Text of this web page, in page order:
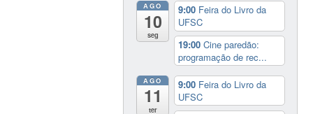
AGO
10
seg
9:00 Feira do Livro da
UFSC
19:00Cine paredão:
programação de rec...
AGO
11
ter
9:00 Feira do Livro da
UFSC